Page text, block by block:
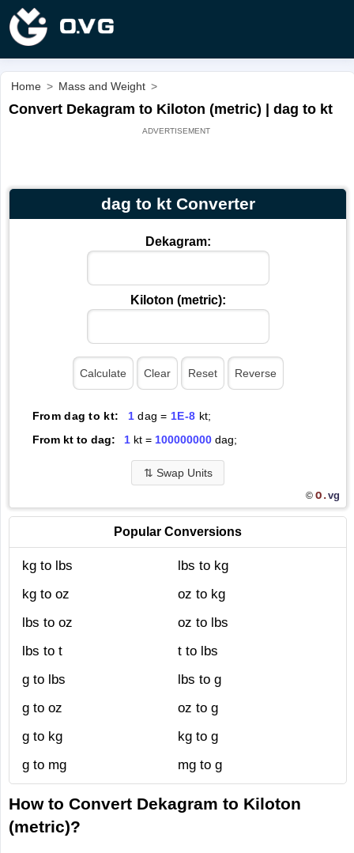
Home > Mass and Weight >
Convert Dekagram to Kiloton (metric) | dag to kt
dag to kt Converter
Dekagram:
Kiloton (metric):
From dag to kt: 1dag = 1E-8 kt;
From kt to dag:
1kt = 100000000dag;
⇅ Swap Units
© O.vg
Popular Conversions
kg to lbs
lbs to kg
kg to oz
oz to kg
lbs to oz
oz to lbs
lbs to t
t to lbs
g to lbs
lbs to g
g to oz
oz to g
g to kg
kg to g
g to mg
mg to g
How to Convert Dekagram to Kiloton
(metric)?